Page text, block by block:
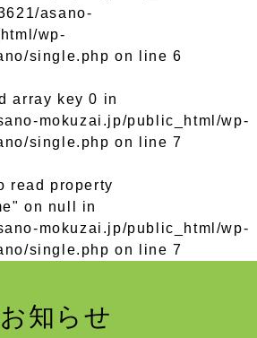
asano-
wp-
single.php on line6
array key 0 in
mokuzai.jp/public_html/wp-
single.php on line7
read property
on null in
mokuzai.jp/public_html/wp-
single.php on line7
お知らせ